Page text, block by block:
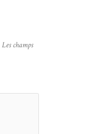
Les champs